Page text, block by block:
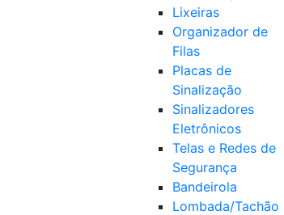
Lixeiras
Organizador de
Filas
Placas de
Sinalização
Sinalizadores
Eletrônicos
Telas e Redes de
Segurança
Bandeirola
Lombada/Tachão